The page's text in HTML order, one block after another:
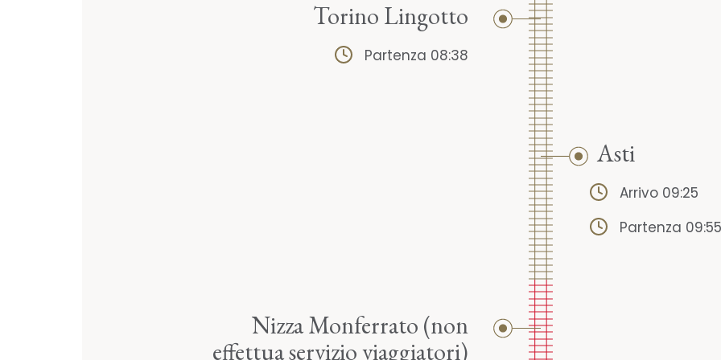
Torino Lingotto
Partenza 08:38
Asti
Arrivo 09:25
Partenza 09:55
Nizza Monferrato (non
effettua servizio viaggiatori)